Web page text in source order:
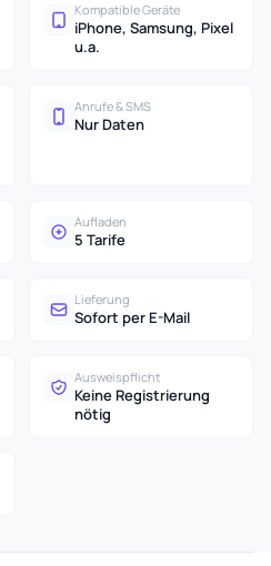
Kompatible Geräte
iPhone, Samsung, Pixel
u.a.
Anrufe & SMS
Nur Daten
Aufladen
5 Tarife
Lieferung
Sofort per E-Mail
Ausweispflicht
Keine Registrierung
nötig